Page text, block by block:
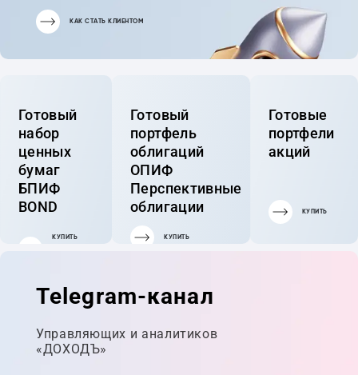
КАК СТАТЬ КЛИЕНТОМ
Готовый
набор
ценных
бумаг
БПИФ
BOND
КУПИТЬ
Готовый
портфель
облигаций
ОПИФ
Перспективные
облигации
КУПИТЬ
Готовые
портфели
акций
КУПИТЬ
Telegram-канал
Управляющих и аналитиков
«ДОХОДЪ»